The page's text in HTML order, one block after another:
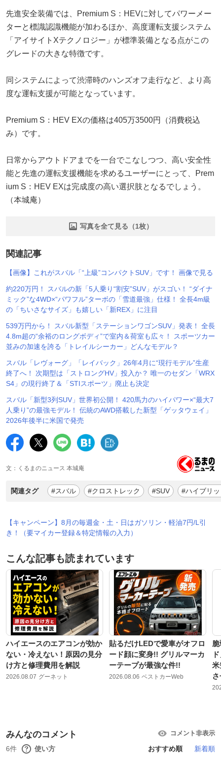
先進安全装備では、Premium S：HEVに対してパワーメー
ターと標識認識機能が加わるほか、高度運転支援システム
「アイサイトXテクノロジー」が標準装備となる点がこの
グレードの大きな特徴です。
同システムによって渋滞時のハンズオフ走行など、より高
度な運転支援が可能となっています。
Premium S：HEV EXの価格は405万3500円（消費税込
み）です。
日常からアウトドアまでを一台でこなしつつ、高い安全性
能と先進の運転支援機能を求めるユーザーにとって、Prem
ium S：HEV EXは完成度の高い選択肢となるでしょう。
（本城庵）
写真を全て見る（1枚）
関連記事
【画像】これがスバル「“上級”コンパクトSUV」です！ 画像で見る
約220万円！ スバルの新「5人乗り“割安”SUV」がスゴい！ “ダイナ
ミック”な4WD×“パワフル”ターボの「雪道最強」仕様！ 全長4m級
の「ちいさなサイズ」も嬉しい「新REX」に注目
539万円から！ スバル新型「ステーションワゴンSUV」発表！ 全長
4.8m超の“余裕のロングボディ”で室内＆荷室も広々！ スポーツカー
並みの加速を誇る「トレイルシーカー」どんなモデル？
スバル「レヴォーグ」「レイバック」26年4月に“現行モデル”生産
終了へ！ 次期型は「ストロングHV」投入か？ 唯一のセダン「WRX
S4」の現行終了＆「STIスポーツ」廃止も決定
スバル「新型3列SUV」世界初公開！ 420馬力のハイパワー×“最大7
人乗り”の最強モデル！ 伝統のAWD搭載した新型「ゲッタウェイ」
2026年後半に米国で発売
文：くるまのニュース 本城庵
関連タグ #スバル #クロストレック #SUV #ハイブリ
【キャンペーン】8月の毎週金・土・日はガソリン・軽油7円/L引
き！（要マイカー登録＆特定情報の入力）
こんな記事も読まれています
ハイエースのエアコンが効か
ない・冷えない！原因の見分
け方と修理費用を解説
2026.08.07 グーネット
貼るだけLEDで愛車がオフロ
ード顔に変身!! グリルマーカ
ーテープが最強な件!!
2026.08.06 ベストカーWeb
米
みんなのコメント コメント非表示
6件 使い方 おすすめ順 新着順